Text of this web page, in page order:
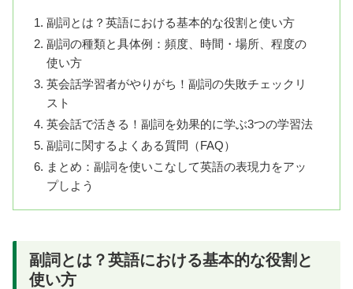
副詞とは？英語における基本的な役割と使い方
副詞の種類と具体例：頻度、時間・場所、程度の
使い方
英会話学習者がやりがち！副詞の失敗チェックリ
スト
英会話で活きる！副詞を効果的に学ぶ3つの学習法
副詞に関するよくある質問（FAQ）
まとめ：副詞を使いこなして英語の表現力をアッ
プしよう
副詞とは？英語における基本的な役割と
使い方